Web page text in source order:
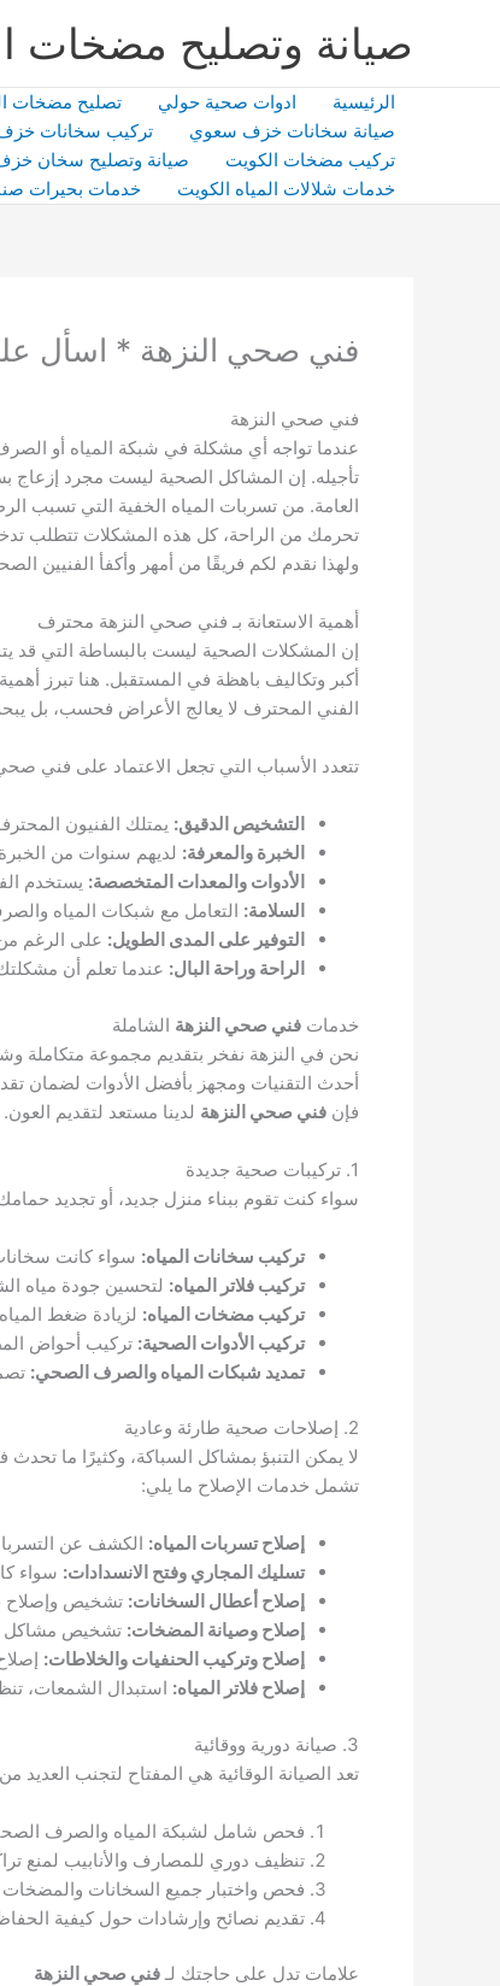
صيانة وتصليح مضخات
الرئيسية ادوات صحية حولي تصليح مضخات
صيانة سخانات خزف سعوي
تركيب سخانات
تركيب مضخات الكويت
صيانة وتصليح سخان
خدمات شلالات المياه الكويت
خدمات بحيرات
فني صحي النزهة * اسأل
فني صحي النزهة
عندما تواجه أي مشكلة في شبكة المياه أو
تأجيله. إن المشاكل الصحية ليست مجرد إزعاج
العامة. من تسربات المياه الخفية التي تسبب
تحرمك من الراحة، كل هذه المشكلات تتطلب
ولهذا نقدم لكم فريقًا من أمهر وأكفأ الفنيين
أهمية الاستعانة بـ فني صحي النزهة محترف
إن المشكلات الصحية ليست بالبساطة التي قد
أكبر وتكاليف باهظة في المستقبل. هنا تبرز أهمية
الفني المحترف لا يعالج الأعراض فحسب، بل
تتعدد الأسباب التي تجعل الاعتماد على فني
التشخيص الدقيق: يمتلك الفنيون
الخبرة والمعرفة: لديهم سنوات من
الأدوات والمعدات المتخصصة: يستخدم
السلامة: التعامل مع شبكات المياه
التوفير على المدى الطويل: على الرغم من
الراحة وراحة البال: عندما تعلم أن
خدمات فني صحي النزهة الشاملة
نحن في النزهة نفخر بتقديم مجموعة متكاملة
أحدث التقنيات ومجهز بأفضل الأدوات لضمان
فإن فني صحي النزهة لدينا مستعد لتقديم العون.
1. تركيبات صحية جديدة
سواء كنت تقوم ببناء منزل جديد، أو تجديد
تركيب سخانات المياه: سواء كانت
تركيب فلاتر المياه: لتحسين جودة مياه
تركيب مضخات المياه: لزيادة ضغط
تركيب الأدوات الصحية: تركيب أحواض
تمديد شبكات المياه والصرف الصحي:
2. إصلاحات صحية طارئة وعادية
لا يمكن التنبؤ بمشاكل السباكة، وكثيرًا ما
تشمل خدمات الإصلاح ما يلي:
إصلاح تسربات المياه: الكشف عن
تسليك المجاري وفتح الانسدادات: سواء
إصلاح أعطال السخانات: تشخيص وإصلاح
إصلاح وصيانة المضخات: تشخيص مشاكل
إصلاح وتركيب الحنفيات والخلاطات:
إصلاح فلاتر المياه: استبدال الشمعات،
3. صيانة دورية ووقائية
تعد الصيانة الوقائية هي المفتاح لتجنب
فحص شامل لشبكة المياه والصرف
تنظيف دوري للمصارف والأنابيب لمنع
فحص واختبار جميع السخانات والمضخات
تقديم نصائح وإرشادات حول كيفية
علامات تدل على حاجتك لـ فني صحي النزهة